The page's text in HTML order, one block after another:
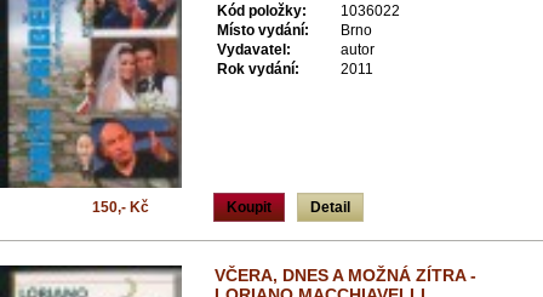
Kód položky:
1036022
Místo vydání:
Brno
Vydavatel:
autor
Rok vydání:
2011
Koupit Detail
150,- Kč
VČERA, DNES A MOŽNÁ ZÍTRA -